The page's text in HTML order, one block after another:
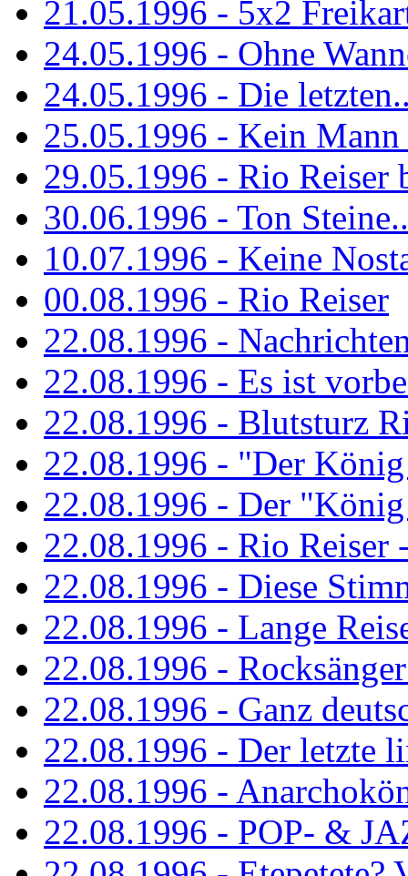
21.05.1996 - 5x2
24.05.1996 - Ohne
24.05.1996 - Die
25.05.1996 - Kein
29.05.1996 - Rio Reiser
30.06.1996 - Ton
10.07.1996 - Keine
00.08.1996 - Rio Reiser
22.08.1996 -
22.08.1996 - Es ist
22.08.1996 - Blutsturz
22.08.1996 - "Der
22.08.1996 - Der
22.08.1996 - Rio Reiser
22.08.1996 - Diese
22.08.1996 - Lange
22.08.1996 -
22.08.1996 - Ganz
22.08.1996 - Der letzte
22.08.1996 -
22.08.1996 - POP- &